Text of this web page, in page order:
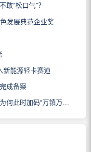
“松口气”？
发展典范企业奖
新能源轻卡赛道
成备案
时加码“万镇万店”？